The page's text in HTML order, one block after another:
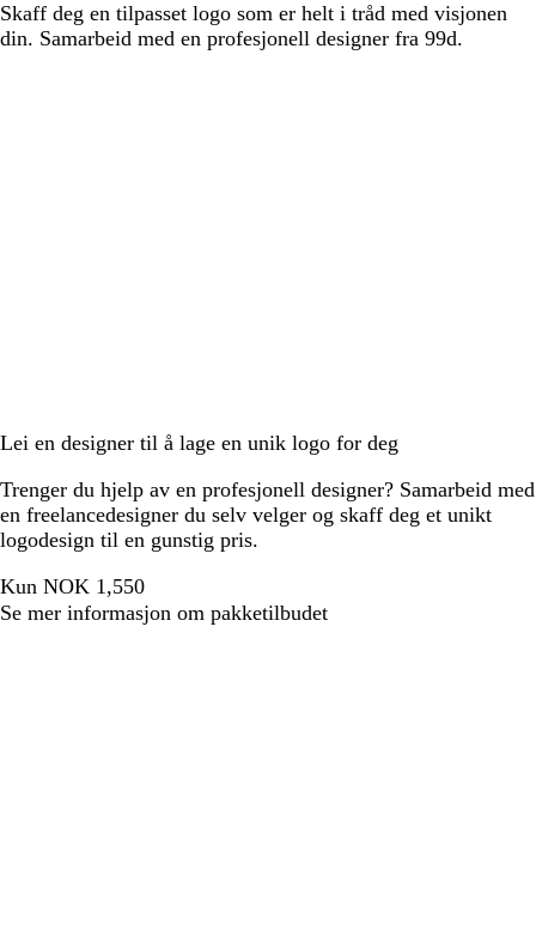
Skaff deg en tilpasset logo som er helt i tråd med visjonen
din. Samarbeid med en profesjonell designer fra 99d.
Lei en designer til å lage en unik logo for deg
Trenger du hjelp av en profesjonell designer? Samarbeid med
en freelancedesigner du selv velger og skaff deg et unikt
logodesign til en gunstig pris.
Kun NOK 1,550
Se mer informasjon om pakketilbudet